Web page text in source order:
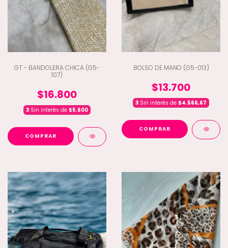
GT - BANDOLERA CHICA (G5-
107)
$16.800
3 Sin interés de $5.600
COMPRAR
BOLSO DE MANO (G5-013)
$13.700
3 Sin interés de $4.566,67
COMPRAR